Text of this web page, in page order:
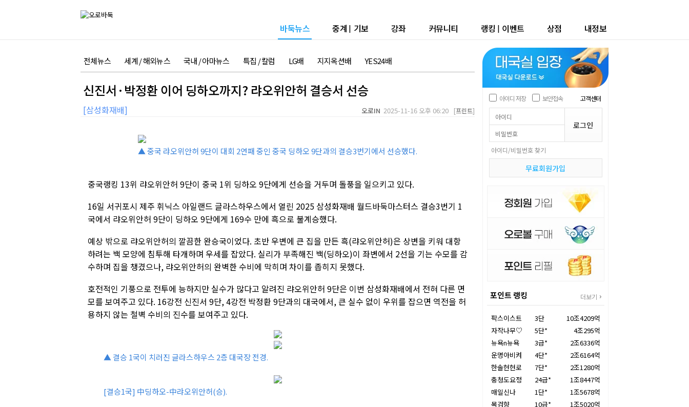
바둑뉴스 중계 | 기보 강좌 커뮤니티 랭킹 | 이벤트 상점 내정보
전체뉴스 세계 / 해외뉴스 국내 / 아마뉴스 특집 / 칼럼 LG배 지지옥션배 YES24배
신진서·박정환 이어 딩하오까지? 랴오위안허 결승서 선승
[삼성화재배] 오로IN 2025-11-16 오후 06:20 [프린트]
▲ 중국 랴오위안허 9단이 대회 2연패 중인 중국 딩하오 9단과의 결승3번기에서 선승했다.
중국랭킹 13위 랴오위안허 9단이 중국 1위 딩하오 9단에게 선승을 거두며 돌풍을 일으키고 있다.
16일 서귀포시 제주 휘닉스 아일랜드 글라스하우스에서 열린 2025 삼성화재배 월드바둑마스터스 결승3번기 1
국에서 랴오위안허 9단이 딩하오 9단에게 169수 만에 흑으로 불계승했다.
예상 밖으로 랴오위안허의 깔끔한 완승국이었다. 초반 우변에 큰 집을 만든 흑(랴오위안허)은 상변을 키워 대항
하려는 백 모양에 침투해 타개하며 우세를 잡았다. 실리가 부족해진 백(딩하오)이 좌변에서 2선을 기는 수모를 감
수하며 집을 챙겼으나, 랴오위안허의 완벽한 수비에 막히며 차이를 좁히지 못했다.
호전적인 기풍으로 전투에 능하지만 실수가 많다고 알려진 랴오위안허 9단은 이번 삼성화재배에서 전혀 다른 면
모를 보여주고 있다. 16강전 신진서 9단, 4강전 박정환 9단과의 대국에서, 큰 실수 없이 우위를 잡으면 역전을 허
용하지 않는 철벽 수비의 진수를 보여주고 있다.
▲ 결승 1국이 치러진 글라스하우스 2층 대국장 전경.
[결승1국] 中딩하오-中랴오위안허(승).
아이디 저장 보안접속 고객센터
아이디/비밀번호 찾기
무료회원가입
포인트 랭킹 더보기
팍스이스트 3단
10조4209억
자작나무♡
5단*
4조295억
뉴욕n뉴욕
3급*
2조6336억
운명아비켜
4단*
2조6164억
한솔현현로
7단*
2조1280억
충청도요정
24급*
1조8447억
매일신나
1단*
1조5678억
목검향
10급*
1조5020억